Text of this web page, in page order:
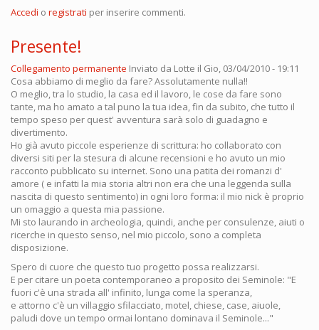
Accedi o registrati per inserire commenti.
Presente!
Collegamento permanente Inviato da Lotte il Gio, 03/04/2010 - 19:11
Cosa abbiamo di meglio da fare? Assolutamente nulla!!
O meglio, tra lo studio, la casa ed il lavoro, le cose da fare sono
tante, ma ho amato a tal puno la tua idea, fin da subito, che tutto il
tempo speso per quest' avventura sarà solo di guadagno e
divertimento.
Ho già avuto piccole esperienze di scrittura: ho collaborato con
diversi siti per la stesura di alcune recensioni e ho avuto un mio
racconto pubblicato su internet. Sono una patita dei romanzi d'
amore ( e infatti la mia storia altri non era che una leggenda sulla
nascita di questo sentimento) in ogni loro forma: il mio nick è proprio
un omaggio a questa mia passione.
Mi sto laurando in archeologia, quindi, anche per consulenze, aiuti o
ricerche in questo senso, nel mio piccolo, sono a completa
disposizione.
Spero di cuore che questo tuo progetto possa realizzarsi.
E per citare un poeta contemporaneo a proposito dei Seminole: "E
fuori c'è una strada all' infinito, lunga come la speranza,
e attorno c'è un villaggio sfilacciato, motel, chiese, case, aiuole,
paludi dove un tempo ormai lontano dominava il Seminole..."